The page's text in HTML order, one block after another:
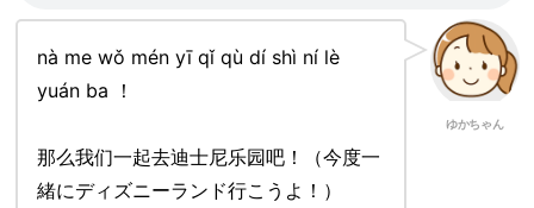
ゆかちゃん
nà me wǒ mén yī qǐ qù dí shì ní lè
yuán ba ！
那么我们一起去迪士尼乐园吧！（今度一
緒にディズニーランド行こうよ！）